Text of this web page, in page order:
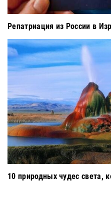
Репатриация из России в
10 природных чудес